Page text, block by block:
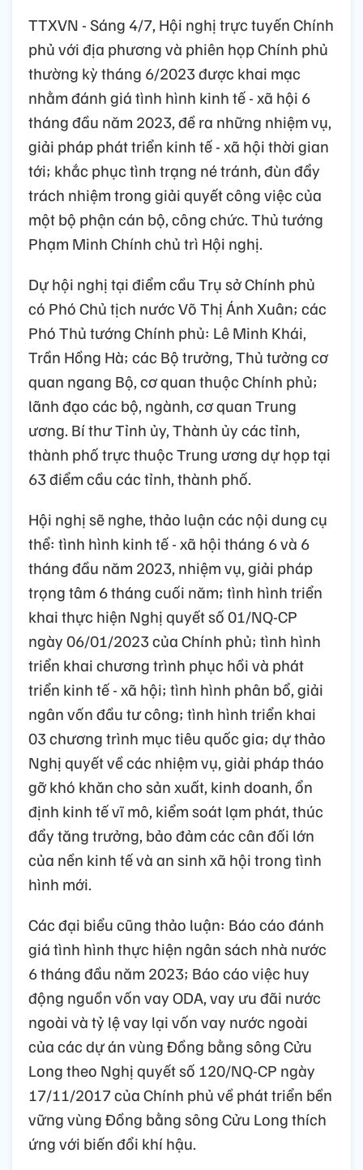
TTXVN - Sáng 4/7, Hội nghị trực tuyến Chính
phủ với địa phương và phiên họp Chính phủ
thường kỳ tháng 6/2023 được khai mạc
nhằm đánh giá tình hình kinh tế - xã hội 6
tháng đầu năm 2023, đề ra những nhiệm vụ,
giải pháp phát triển kinh tế - xã hội thời gian
tới; khắc phục tình trạng né tránh, đùn đẩy
trách nhiệm trong giải quyết công việc của
một bộ phận cán bộ, công chức. Thủ tướng
Phạm Minh Chính chủ trì Hội nghị.
Dự hội nghị tại điểm cầu Trụ sở Chính phủ
có Phó Chủ tịch nước Võ Thị Ánh Xuân; các
Phó Thủ tướng Chính phủ: Lê Minh Khái,
Trần Hồng Hà; các Bộ trưởng, Thủ tưởng cơ
quan ngang Bộ, cơ quan thuộc Chính phủ;
lãnh đạo các bộ, ngành, cơ quan Trung
ương. Bí thư Tỉnh ủy, Thành ủy các tỉnh,
thành phố trực thuộc Trung ương dự họp tại
63 điểm cầu các tỉnh, thành phố.
Hội nghị sẽ nghe, thảo luận các nội dung cụ
thể: tình hình kinh tế - xã hội tháng 6 và 6
tháng đầu năm 2023, nhiệm vụ, giải pháp
trọng tâm 6 tháng cuối năm; tình hình triển
khai thực hiện Nghị quyết số 01/NQ-CP
ngày 06/01/2023 của Chính phủ; tình hình
triển khai chương trình phục hồi và phát
triển kinh tế - xã hội; tình hình phân bổ, giải
ngân vốn đầu tư công; tình hình triển khai
03 chương trình mục tiêu quốc gia; dự thảo
Nghị quyết về các nhiệm vụ, giải pháp tháo
gỡ khó khăn cho sản xuất, kinh doanh, ổn
định kinh tế vĩ mô, kiểm soát lạm phát, thúc
đẩy tăng trưởng, bảo đảm các cân đối lớn
của nền kinh tế và an sinh xã hội trong tình
hình mới.
Các đại biểu cũng thảo luận: Báo cáo đánh
giá tình hình thực hiện ngân sách nhà nước
6 tháng đầu năm 2023; Báo cáo việc huy
động nguồn vốn vay ODA, vay ưu đãi nước
ngoài và tỷ lệ vay lại vốn vay nước ngoài
của các dự án vùng Đồng bằng sông Cửu
Long theo Nghị quyết số 120/NQ-CP ngày
17/11/2017 của Chính phủ về phát triển bền
vững vùng Đồng bằng sông Cửu Long thích
ứng với biến đổi khí hậu.